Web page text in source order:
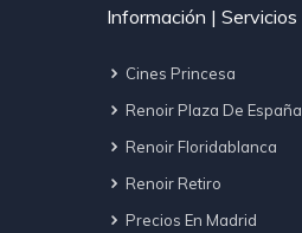
Información | Servicios
Cines Princesa
Renoir Plaza De España
Renoir Floridablanca
Renoir Retiro
Precios En Madrid